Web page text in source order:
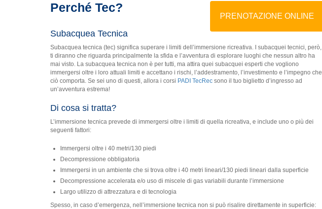
Perché Tec?
PRENOTAZIONE ONLINE
Subacquea Tecnica
Subacquea tecnica (tec) significa superare i limiti dell’immersione ricreativa. I subacquei tecnici, però,
ti diranno che riguarda principalmente la sfida e l’avventura di esplorare luoghi che nessun altro ha
mai visto. La subacquea tecnica non è per tutti, ma attira quei subacquei esperti che vogliono
immergersi oltre i loro attuali limiti e accettano i rischi, l’addestramento, l’investimento e l’impegno che
ciò comporta. Se sei uno di questi, allora i corsi PADI TecRec sono il tuo biglietto d’ingresso ad
un’avventura estrema!
Di cosa si tratta?
L’immersione tecnica prevede di immergersi oltre i limiti di quella ricreativa, e include uno o più dei
seguenti fattori:
Immergersi oltre i 40 metri/130 piedi
Decompressione obbligatoria
Immergersi in un ambiente che si trova oltre i 40 metri lineari/130 piedi lineari dalla superficie
Decompressione accelerata e/o uso di miscele di gas variabili durante l’immersione
Largo utilizzo di attrezzatura e di tecnologia
Spesso, in caso d’emergenza, nell’immersione tecnica non si può risalire direttamente in superficie: